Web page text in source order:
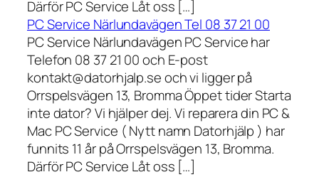
Därför PC Service Låt oss […]
PC Service Närlundavägen Tel 08 37 21 00
PC Service Närlundavägen PC Service har
Telefon 08 37 21 00 och E-post
kontakt@datorhjalp.se och vi ligger på
Orrspelsvägen 13, Bromma Öppet tider Starta
inte dator? Vi hjälper dej. Vi reparera din PC &
Mac PC Service ( Nytt namn Datorhjälp ) har
funnits 11 år på Orrspelsvägen 13, Bromma.
Därför PC Service Låt oss […]